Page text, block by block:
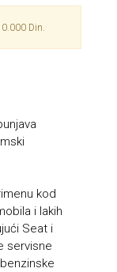
Din.
kod
i lakih
Seat i
servisne